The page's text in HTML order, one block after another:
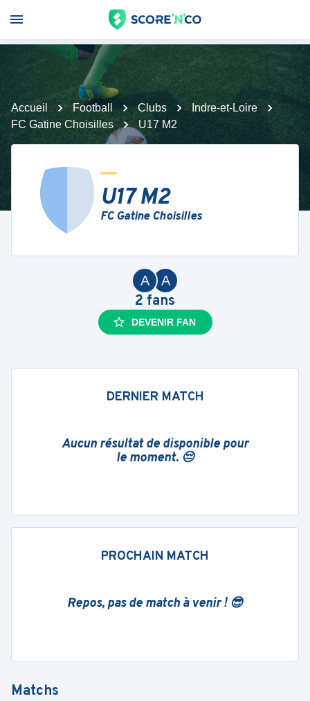
Accueil Football Clubs
Indre-et-Loire
FC Gatine Choisilles
U17 M2
U17 M2
FC Gatine Choisilles
A
A
2 fans
DEVENIR FAN
DERNIER MATCH
Aucun résultat de disponible pour
le moment. 😔
PROCHAIN MATCH
Repos, pas de match à venir ! 😎
Matchs